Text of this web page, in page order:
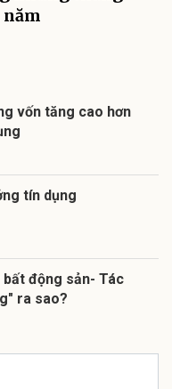
năm
vốn tăng cao hơn
tín dụng
động sản- Tác
ra sao?